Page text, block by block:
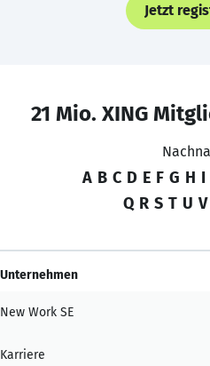
Jetzt
21 Mio. XING
A B C D E F G H I
Q R S T U V
Unternehmen
New Work SE
Karriere